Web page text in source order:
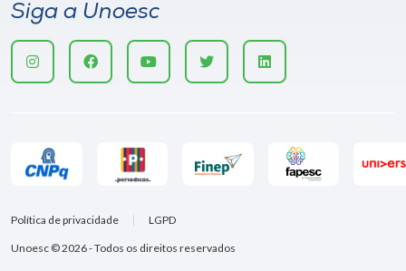
Siga a Unoesc
Unoesc © 2026 - Todos os direitos reservados
Política de privacidade LGPD